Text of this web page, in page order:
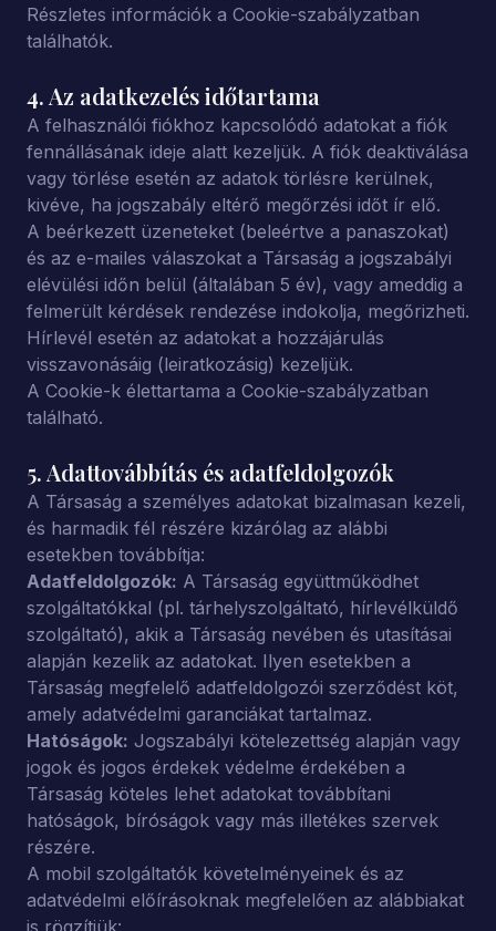
Részletes információk a Cookie-szabályzatban
találhatók.
4. Az adatkezelés időtartama
A felhasználói fiókhoz kapcsolódó adatokat a fiók
fennállásának ideje alatt kezeljük. A fiók deaktiválása
vagy törlése esetén az adatok törlésre kerülnek,
kivéve, ha jogszabály eltérő megőrzési időt ír elő.
A beérkezett üzeneteket (beleértve a panaszokat)
és az e-mailes válaszokat a Társaság a jogszabályi
elévülési időn belül (általában 5 év), vagy ameddig a
felmerült kérdések rendezése indokolja, megőrizheti.
Hírlevél esetén az adatokat a hozzájárulás
visszavonásáig (leiratkozásig) kezeljük.
A Cookie-k élettartama a Cookie-szabályzatban
található.
5. Adattovábbítás és adatfeldolgozók
A Társaság a személyes adatokat bizalmasan kezeli,
és harmadik fél részére kizárólag az alábbi
esetekben továbbítja:
Adatfeldolgozók: A Társaság együttműködhet
szolgáltatókkal (pl. tárhelyszolgáltató, hírlevélküldő
szolgáltató), akik a Társaság nevében és utasításai
alapján kezelik az adatokat. Ilyen esetekben a
Társaság megfelelő adatfeldolgozói szerződést köt,
amely adatvédelmi garanciákat tartalmaz.
Hatóságok: Jogszabályi kötelezettség alapján vagy
jogok és jogos érdekek védelme érdekében a
Társaság köteles lehet adatokat továbbítani
hatóságok, bíróságok vagy más illetékes szervek
részére.
A mobil szolgáltatók követelményeinek és az
adatvédelmi előírásoknak megfelelően az alábbiakat
is rögzítjük: